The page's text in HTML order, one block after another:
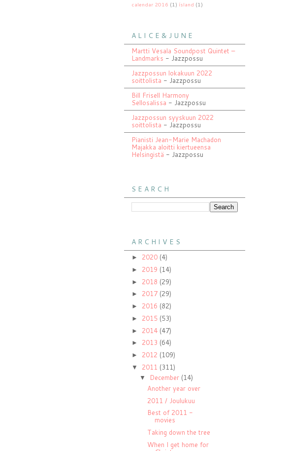
calendar 2016 (1) ísland (1)
A L I C E & J U N E
Martti Vesala Soundpost Quintet –
Landmarks - Jazzpossu
Jazzpossun lokakuun 2022
soittolista - Jazzpossu
Bill Frisell Harmony
Sellosalissa - Jazzpossu
Jazzpossun syyskuun 2022
soittolista - Jazzpossu
Pianisti Jean-Marie Machadon
Majakka aloitti kiertueensa
Helsingistä - Jazzpossu
S E A R C H
A R C H I V E S
► 2020 (4)
► 2019 (14)
► 2018 (29)
► 2017 (29)
► 2016 (82)
► 2015 (53)
► 2014 (47)
► 2013 (64)
► 2012 (109)
▼ 2011 (311)
▼ December (14)
Another year over
2011 / Joulukuu
Best of 2011 -
movies
Taking down the tree
When I get home for